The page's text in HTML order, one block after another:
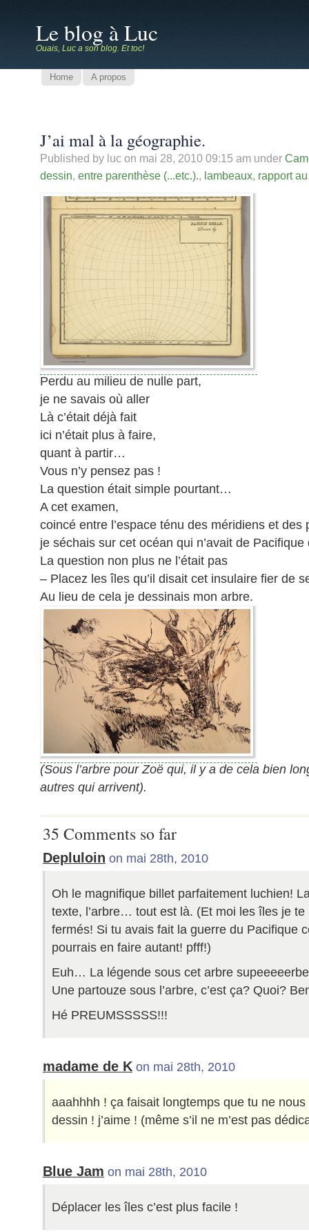
Le blog à Luc
Ouais, Luc a son blog. Et toc!
Home A propos
J’ai mal à la géographie.
Published by luc on mai 28, 2010 09:15 am under
dessin, entre parenthèse (...etc.)., lambeaux, rapport
Perdu au milieu de nulle part,
je ne savais où aller
Là c’était déjà fait
ici n’était plus à faire,
quant à partir…
Vous n’y pensez pas !
La question était simple pourtant…
A cet examen,
coincé entre l’espace ténu des méridiens et des
je séchais sur cet océan qui n’avait de
La question non plus ne l’était pas
– Placez les îles qu’il disait cet insulaire fier de
Au lieu de cela je dessinais mon arbre.
(Sous l’arbre pour Zoë qui, il y a de cela bien
autres qui arrivent).
35 Comments so far
Depluloin on mai 28th, 2010
Oh le magnifique billet parfaitement luchien!
texte, l’arbre… tout est là. (Et moi les îles je te
fermés! Si tu avais fait la guerre du Pacifique
pourrais en faire autant! pfff!)
Euh… La légende sous cet arbre
Une partouze sous l’arbre, c’est ça? Quoi?
Hé PREUMSSSSS!!!
madame de K on mai 28th, 2010
aaahhhh ! ça faisait longtemps que tu ne
dessin ! j’aime ! (même s’il ne m’est pas
Blue Jam on mai 28th, 2010
Déplacer les îles c’est plus facile !